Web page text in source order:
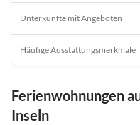
Unterkünfte mit Angeboten
Häufige Ausstattungsmerkmale
Ferienwohnungen
Inseln